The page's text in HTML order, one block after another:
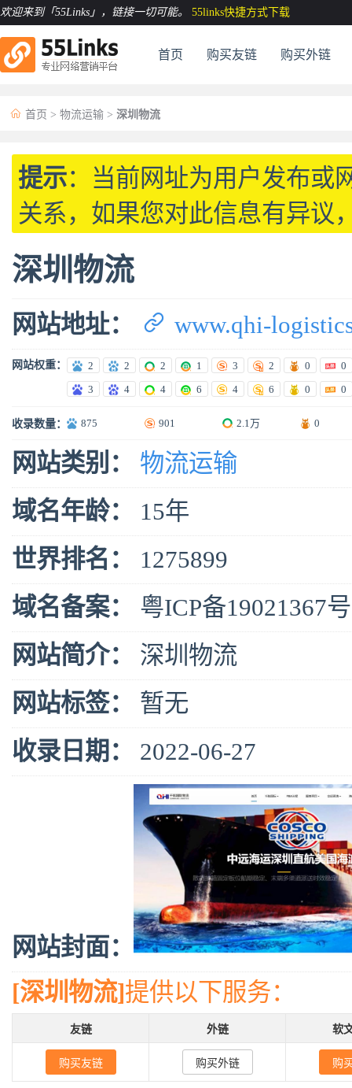
欢迎来到「55Links」 ，链接一切可能。 55links快捷方式下载
首页 购买友链 购买外链
 首页 > 物流运输 > 深圳物流
提示：当前网址为用户发布或
关系，如果您对此信息有异议
深圳物流
网站地址：  www.qhi-
网站权重： 2 2 2 1 3 2 0
0
3
4 4 6 4 6 0 0
收录数量： 875 901 2.1万 0
网站类别：
物流运输
域名年龄：
15年
世界排名：
1275899
域名备案：
粤ICP备19021367
网站简介：
深圳物流
网站标签：
暂无
收录日期：
2022-06-27
网站封面：
[深圳物流]提供以下服务：
友链 外链 软
购买友链 购买外链 购